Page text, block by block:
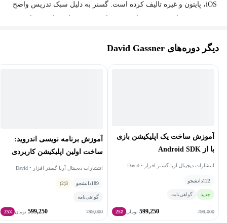
iOS، پایتون و غیره تالیف کرده است. گسنر به دلیل سبک تدریس واضح
پروژه‌ها و برنامه‌های کاربردی در دنیای واقعی توانمند می‌شود، مشهور
است. به طور کلی، دیوید گسنر به عنوان یک چهره پیشرو در زمینه
دیگر دوره‌های David Gassner
آموزش ساخت یک اپلیکیشن بازی
با از Android SDK
انتشارات دیجیتال آریا گستر افزار • David
122دانشجو
جدید گواهی‌نامه
799,000
599,250 تومان 25٪
آموزش برنامه نویسی اندروید:
ساخت اولین اپلیکیشن کاربردی
اندروید
انتشارات دیجیتال آریا گستر افزار • David
189دانشجو 3
(2)
گواهی‌نامه
799,000
599,250 تومان 25٪